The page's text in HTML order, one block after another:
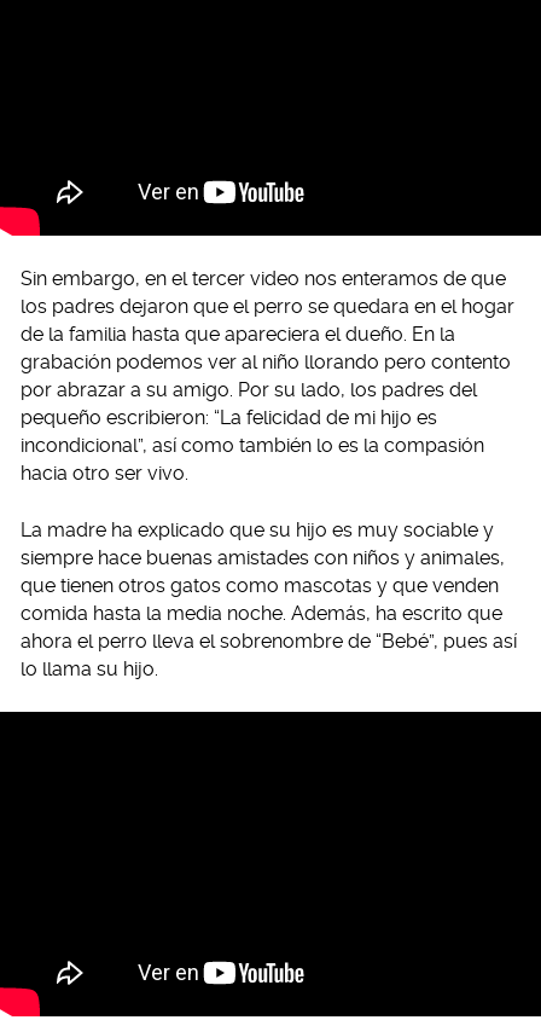
Sin embargo, en el tercer video nos enteramos de que
los padres dejaron que el perro se quedara en el hogar
de la familia hasta que apareciera el dueño. En la
grabación podemos ver al niño llorando pero contento
por abrazar a su amigo. Por su lado, los padres del
pequeño escribieron: “La felicidad de mi hijo es
incondicional”, así como también lo es la compasión
hacia otro ser vivo.
La madre ha explicado que su hijo es muy sociable y
siempre hace buenas amistades con niños y animales,
que tienen otros gatos como mascotas y que venden
comida hasta la media noche. Además, ha escrito que
ahora el perro lleva el sobrenombre de “Bebé”, pues así
lo llama su hijo.